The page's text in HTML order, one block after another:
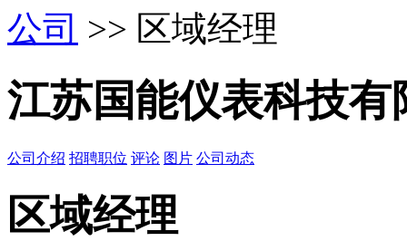
公司 >> 区域经理
江苏国能仪表科技有
公司介绍 招聘职位 评论 图片 公司动态
区域经理